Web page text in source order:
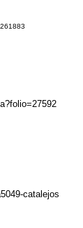
catalejos